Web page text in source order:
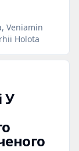
Veniamin
Holota
У